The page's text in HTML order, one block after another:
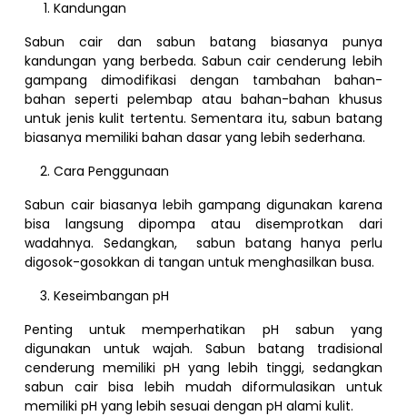
Kandungan
Sabun cair dan sabun batang biasanya punya
kandungan yang berbeda. Sabun cair cenderung lebih
gampang dimodifikasi dengan tambahan bahan-
bahan seperti pelembap atau bahan-bahan khusus
untuk jenis kulit tertentu. Sementara itu, sabun batang
biasanya memiliki bahan dasar yang lebih sederhana.
Cara Penggunaan
Sabun cair biasanya lebih gampang digunakan karena
bisa langsung dipompa atau disemprotkan dari
wadahnya. Sedangkan, sabun batang hanya perlu
digosok-gosokkan di tangan untuk menghasilkan busa.
Keseimbangan pH
Penting untuk memperhatikan pH sabun yang
digunakan untuk wajah. Sabun batang tradisional
cenderung memiliki pH yang lebih tinggi, sedangkan
sabun cair bisa lebih mudah diformulasikan untuk
memiliki pH yang lebih sesuai dengan pH alami kulit.